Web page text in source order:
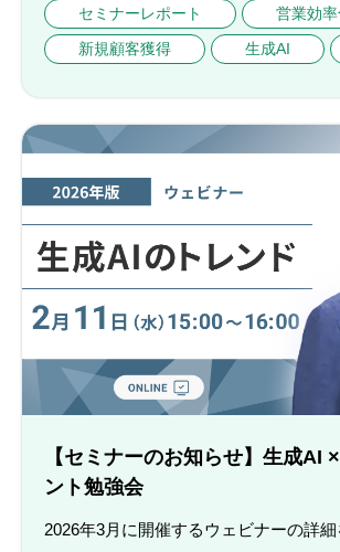
セミナーレポート
営業効
新規顧客獲得
生成AI
【セミナーのお知らせ】生成AI
ント勉強会
2026年3月に開催するウェビナーの詳